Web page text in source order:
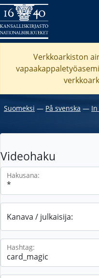
Verkkoarkiston
Suomeksi ― På svenska ―
Videohaku
Hakusana:
Kanava / julkaisija:
Hashtag: